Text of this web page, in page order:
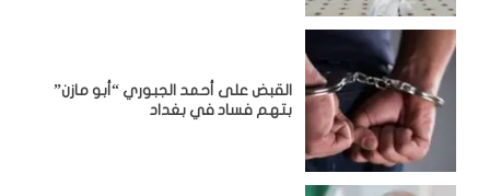
القبض على أحمد الجبوري “أبو مازن”
بتهم فساد في بغداد